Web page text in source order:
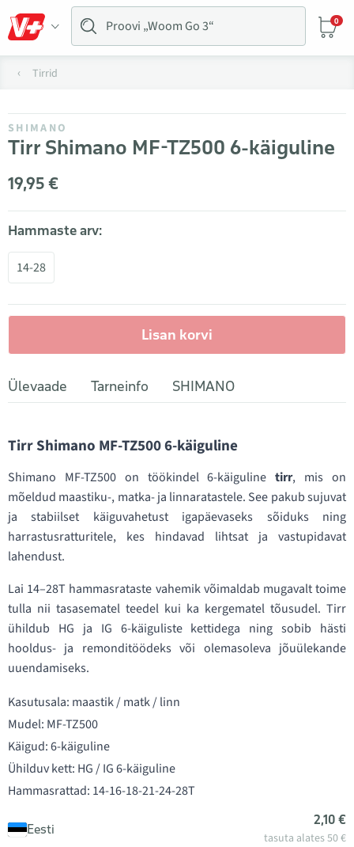
0
Tirrid
SHIMANO
Tirr Shimano MF-TZ500 6-käiguline
19,95 €
Hammaste arv:
14-28
Lisan korvi
Ülevaade Tarneinfo SHIMANO
Tirr Shimano MF-TZ500 6-käiguline
Shimano MF-TZ500 on töökindel 6-käigulinetirr, mis on
mõeldud maastiku-, matka- ja linnaratastele. See pakub sujuvat
ja stabiilset käiguvahetust igapäevaseks sõiduks ning
harrastusratturitele, kes hindavad lihtsat ja vastupidavat
lahendust.
Lai 14–28T hammasrataste vahemik võimaldab mugavalt toime
tulla nii tasasematel teedel kui ka kergematel tõusudel. Tirr
ühildub HG ja IG 6-käiguliste kettidega ning sobib hästi
hooldus- ja remonditöödeks või olemasoleva jõuülekande
uuendamiseks.
Kasutusala: maastik / matk / linn
Mudel: MF-TZ500
Käigud: 6-käiguline
Ühilduv kett: HG / IG 6-käiguline
Hammasrattad: 14-16-18-21-24-28T
Eesti
2,10 €
tasuta alates 50 €